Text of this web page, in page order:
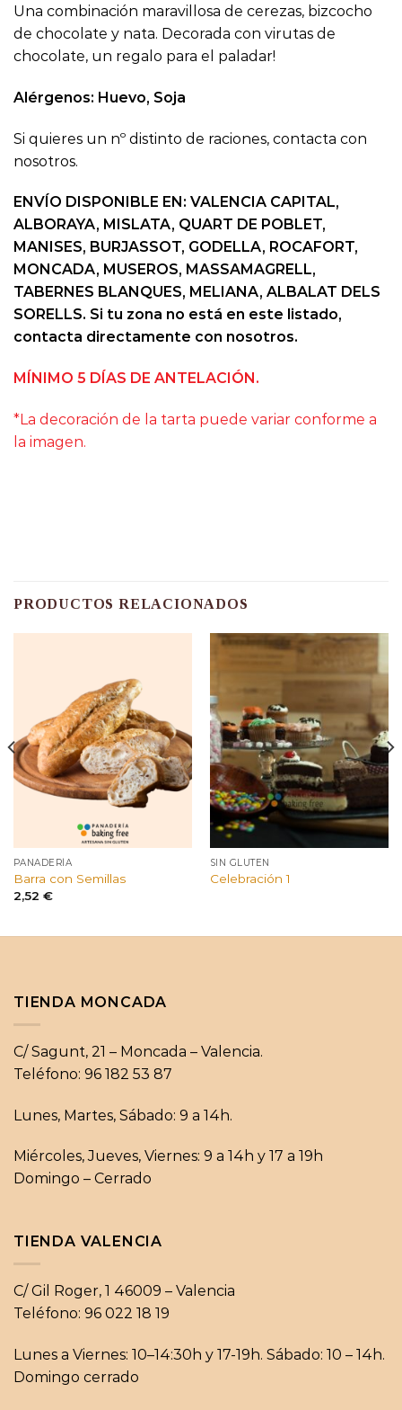
Una combinación maravillosa de cerezas, bizcocho
de chocolate y nata. Decorada con virutas de
chocolate, un regalo para el paladar!
Alérgenos: Huevo, Soja
Si quieres un nº distinto de raciones, contacta con
nosotros.
ENVÍO DISPONIBLE EN: VALENCIA CAPITAL,
ALBORAYA, MISLATA, QUART DE POBLET,
MANISES, BURJASSOT, GODELLA, ROCAFORT,
MONCADA, MUSEROS, MASSAMAGRELL,
TABERNES BLANQUES, MELIANA, ALBALAT DELS
SORELLS. Si tu zona no está en este listado,
contacta directamente con nosotros.
MÍNIMO 5 DÍAS DE ANTELACIÓN.
*La decoración de la tarta puede variar conforme a
la imagen.
PRODUCTOS RELACIONADOS
PANADERÍA
Barra con Semillas
2,52 €
SIN GLUTEN
Celebración 1
TIENDA MONCADA
C/ Sagunt, 21 – Moncada – Valencia.
Teléfono: 96 182 53 87
Lunes, Martes, Sábado: 9 a 14h.
Miércoles, Jueves, Viernes: 9 a 14h y 17 a 19h
Domingo – Cerrado
TIENDA VALENCIA
C/ Gil Roger, 1 46009 – Valencia
Teléfono: 96 022 18 19
Lunes a Viernes: 10–14:30h y 17-19h. Sábado: 10 – 14h.
Domingo cerrado